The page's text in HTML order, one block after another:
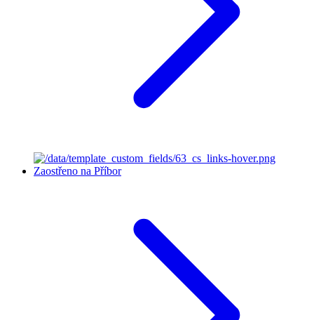
Zaostřeno na Příbor